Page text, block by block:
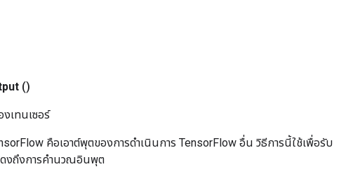
()
เทนเซอร์
คือเอาต์พุตของการดำเนินการ TensorFlow อื่น วิธีการนี้ใช้เพื่อรับ
งถึงการคำนวณอินพุต